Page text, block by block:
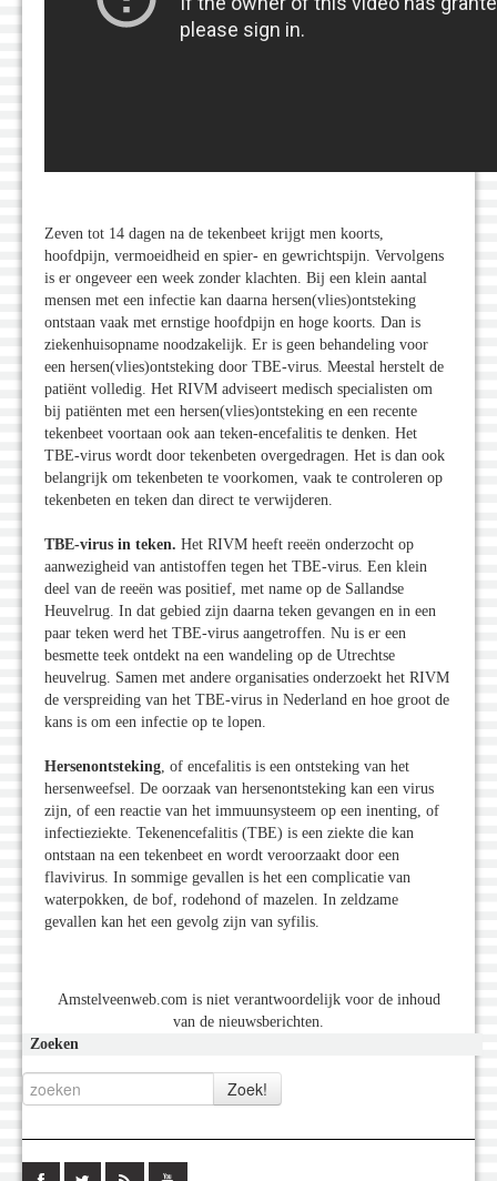
Zeven tot 14 dagen na de tekenbeet krijgt men koorts,
hoofdpijn, vermoeidheid en spier- en gewrichtspijn. Vervolgens
is er ongeveer een week zonder klachten. Bij een klein aantal
mensen met een infectie kan daarna hersen(vlies)ontsteking
ontstaan vaak met ernstige hoofdpijn en hoge koorts. Dan is
ziekenhuisopname noodzakelijk. Er is geen behandeling voor
een hersen(vlies)ontsteking door TBE-virus. Meestal herstelt de
patiënt volledig. Het RIVM adviseert medisch specialisten om
bij patiënten met een hersen(vlies)ontsteking en een recente
tekenbeet voortaan ook aan teken-encefalitis te denken. Het
TBE-virus wordt door tekenbeten overgedragen. Het is dan ook
belangrijk om tekenbeten te voorkomen, vaak te controleren op
tekenbeten en teken dan direct te verwijderen.
TBE-virus in teken. Het RIVM heeft reeën onderzocht op
aanwezigheid van antistoffen tegen het TBE-virus. Een klein
deel van de reeën was positief, met name op de Sallandse
Heuvelrug. In dat gebied zijn daarna teken gevangen en in een
paar teken werd het TBE-virus aangetroffen. Nu is er een
besmette teek ontdekt na een wandeling op de Utrechtse
heuvelrug. Samen met andere organisaties onderzoekt het RIVM
de verspreiding van het TBE-virus in Nederland en hoe groot de
kans is om een infectie op te lopen.
Hersenontsteking, of encefalitis is een ontsteking van het
hersenweefsel. De oorzaak van hersenontsteking kan een virus
zijn, of een reactie van het immuunsysteem op een inenting, of
infectieziekte. Tekenencefalitis (TBE) is een ziekte die kan
ontstaan na een tekenbeet en wordt veroorzaakt door een
flavivirus. In sommige gevallen is het een complicatie van
waterpokken, de bof, rodehond of mazelen. In zeldzame
gevallen kan het een gevolg zijn van syfilis.
Amstelveenweb.com is niet verantwoordelijk voor de inhoud
van de nieuwsberichten.
Zoeken